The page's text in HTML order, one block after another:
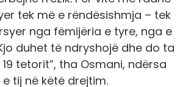
tek më e rëndësishmja – tek
nga fëmijëria e tyre, nga e
duhet të ndryshojë dhe do ta
tetorit”, tha Osmani, ndërsa
tij në këtë drejtim.